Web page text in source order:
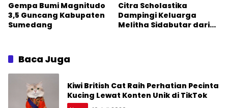
Gempa Bumi Magnitudo
3,5 Guncang Kabupaten
Sumedang
Citra Scholastika
Dampingi Keluarga
Melitha Sidabutar dari
Baca Juga
Kiwi British Cat Raih Perhatian Pecinta
Kucing Lewat Konten Unik di TikTok